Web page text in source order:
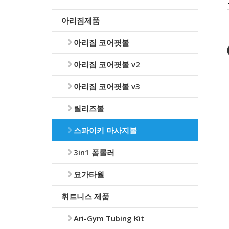
아리짐제품
아리짐 코어핏볼
아리짐 코어핏볼 v2
아리짐 코어핏볼 v3
릴리즈볼
스파이키 마사지볼
3in1 폼롤러
요가타월
휘트니스 제품
Ari-Gym Tubing Kit